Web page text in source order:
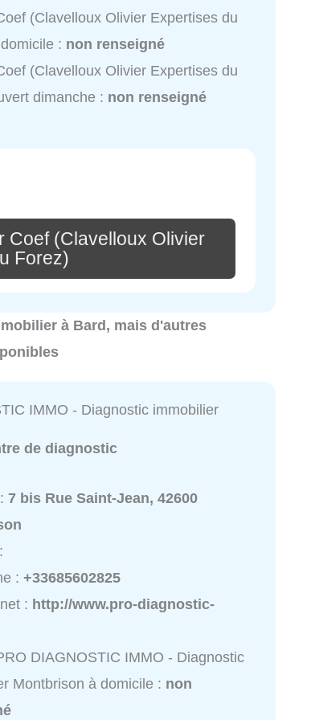
(Clavelloux Olivier Expertises du
: non renseigné
(Clavelloux Olivier Expertises du
dimanche : non renseigné
Coef (Clavelloux Olivier
Forez)
à Bard, mais d'autres
IMMO - Diagnostic immobilier
de diagnostic
:7 bis Rue Saint-Jean, 42600
:+33685602825
: http://www.pro-diagnostic-
DIAGNOSTIC IMMO - Diagnostic
Montbrison à domicile : non